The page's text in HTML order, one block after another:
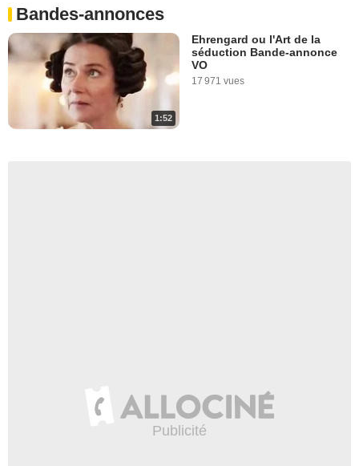
Bandes-annonces
1:52
Ehrengard ou l'Art de la
séduction Bande-annonce
VO
17 971 vues